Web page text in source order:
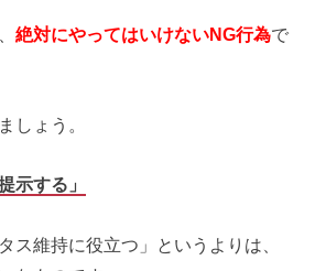
絶対にやってはいけないNG行為で
しょう。
示する」
ス維持に役立つ」というよりは、